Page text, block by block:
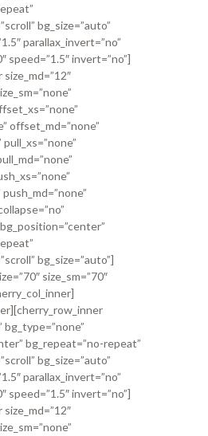
bg_size=”auto”
parallax_invert=”no”
speed=”1.5″ invert=”no”]
offset_md=”none”
bg_size=”auto”]
size_sm=”70″
bg_repeat=”no-repeat”
bg_size=”auto”
parallax_invert=”no”
speed=”1.5″ invert=”no”]